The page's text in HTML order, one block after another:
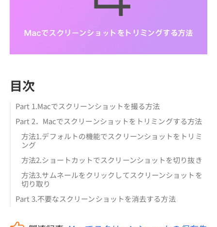
目次
Part 1.Macでスクリーンショットを撮る方法
Part 2．Macでスクリーンショットをトリミングする方法
方法1.デフォルトの機能でスクリーンショットをトリミ
ング
方法2.ショートカットでスクリーンショットを切り抜き
方法3.サムネールをクリックしてスクリーンショットを
切り取り
Part 3.不要なスクリーンショットを消去する方法